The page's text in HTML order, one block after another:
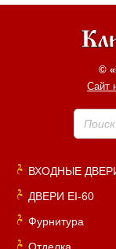
©
Сайт
ВХОДНЫЕ
ДВЕРИ EI-60
Фурнитура
Отделка